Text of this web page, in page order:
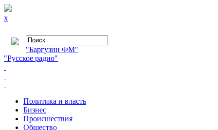
x
"Баргузин ФМ"
"Русское радио"
Политика и власть
Бизнес
Происшествия
Общество